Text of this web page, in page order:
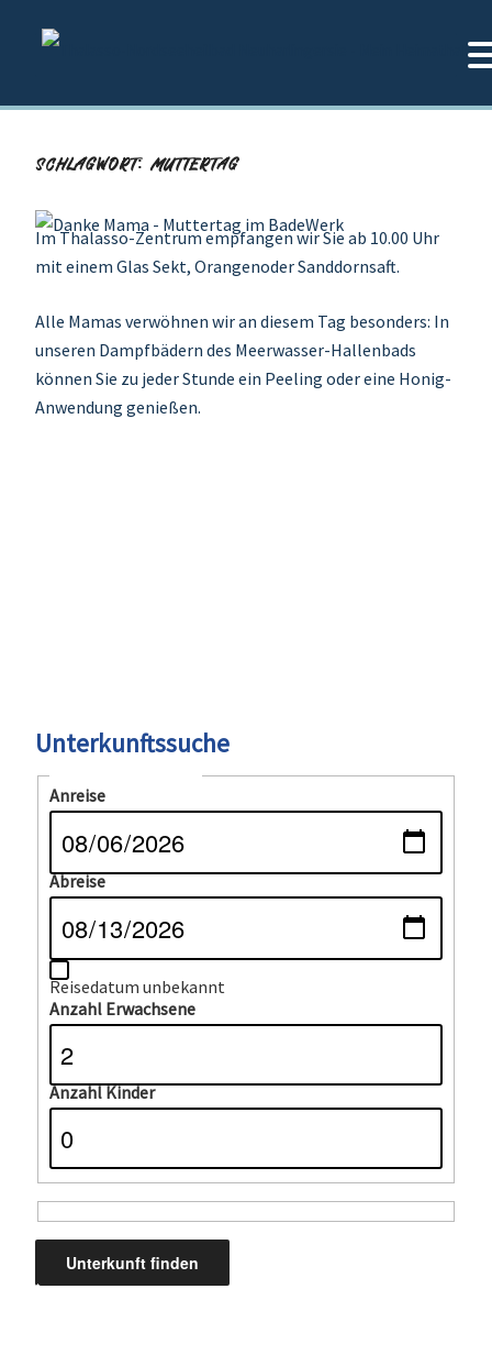
Inhalt
SCHLAGWORT:MUTTERTAG
Im Thalasso-Zentrum empfangen wir Sie ab 10.00 Uhr
mit einem Glas Sekt, Orangenoder Sanddornsaft.
Alle Mamas verwöhnen wir an diesem Tag besonders: In
unseren Dampfbädern des Meerwasser-Hallenbads
können Sie zu jeder Stunde ein Peeling oder eine Honig-
Anwendung genießen.
Unterkunftssuche
Anreise
Abreise
Reisedatum unbekannt
Anzahl Erwachsene
Anzahl Kinder
*Ergebnisse werden auf tportal.tomas.travel angezeigt